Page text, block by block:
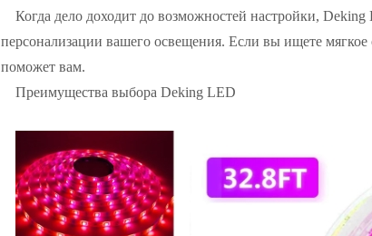
Когда дело доходит до возможностей настройки,
персонализации вашего освещения. Если вы ищете
поможет вам.
Преимущества выбора Deking LED